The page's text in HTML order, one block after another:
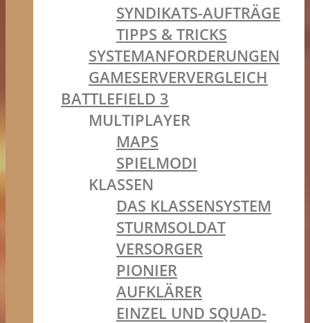
SYNDIKATS-AUFTRÄGE
TIPPS & TRICKS
SYSTEMANFORDERUNGEN
GAMESERVERVERGLEICH
BATTLEFIELD 3
MULTIPLAYER
MAPS
SPIELMODI
KLASSEN
DAS KLASSENSYSTEM
STURMSOLDAT
VERSORGER
PIONIER
AUFKLÄRER
EINZEL UND SQUAD-